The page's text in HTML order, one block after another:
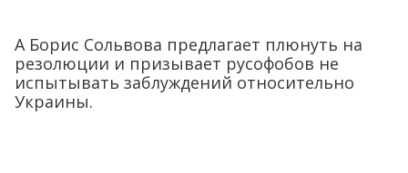
А Борис Сольвова предлагает плюнуть на
резолюции и призывает русофобов не
испытывать заблуждений относительно
Украины.